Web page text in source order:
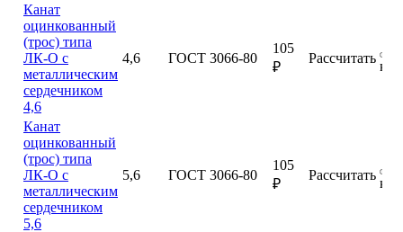
Канат
оцинкованный
(трос) типа
ЛК-О с
металлическим
сердечником
4,6
4,6 ГОСТ 3066-80
105
₽
Рассчитать
Канат
оцинкованный
(трос) типа
ЛК-О с
металлическим
сердечником
5,6
5,6 ГОСТ 3066-80
105
₽
Рассчитать